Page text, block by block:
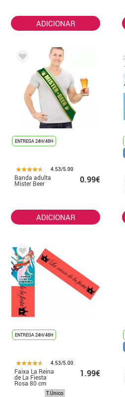
ADICIONAR
ENTREGA 24H/48H
4.53/5.00
Banda adulta
Mister Beer 0.99€
ADICIONAR
ENTREGA 24H/48H
4.53/5.00
Faixa La Reina
de La Fiesta
Rosa 80 cm
1.99€
T.Único